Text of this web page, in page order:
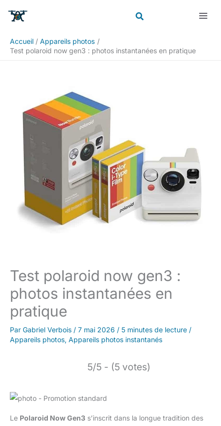
Accueil
Appareils photos
Test polaroid now gen3 : photos instantanées en pratique
Test polaroid now gen3 :
photos instantanées en
pratique
Par Gabriel Verbois / 7 mai 2026 / 5 minutes de lecture /
Appareils photos, Appareils photos instantanés
5/5 - (5 votes)
Le Polaroid Now Gen3 s’inscrit dans la longue tradition des